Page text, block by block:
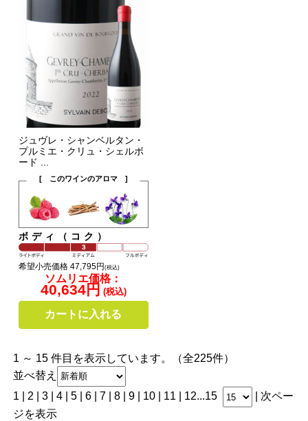
ジュヴレ・シャンベルタン・
プルミエ・クリュ・シェルボ
ード ...
[ このワインのアロマ ]
ボディ（コク）
希望小売価格 47,795円(税込)
ソムリエ価格：
40,634円 (税込)
カートに入れる
1 ～ 15 件目を表示しています。（全225件）
並べ替え
1 | 2 3| 4| 5| 6| 7| 8| 9| 10| 11 12...15
次ペー
ジを表示